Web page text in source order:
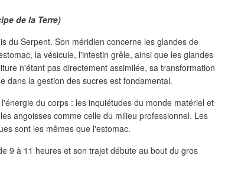
de la Terre)
du Serpent. Son méridien concerne les glandes de
la vésicule, l'intestin grêle, ainsi que les glandes
n'étant pas directement assimilée, sa transformation
dans la gestion des sucres est fondamental.
du corps : les inquiétudes du monde matériel et
angoisses comme celle du milieu professionnel. Les
sont les mêmes que l'estomac.
9 à 11 heures et son trajet débute au bout du gros